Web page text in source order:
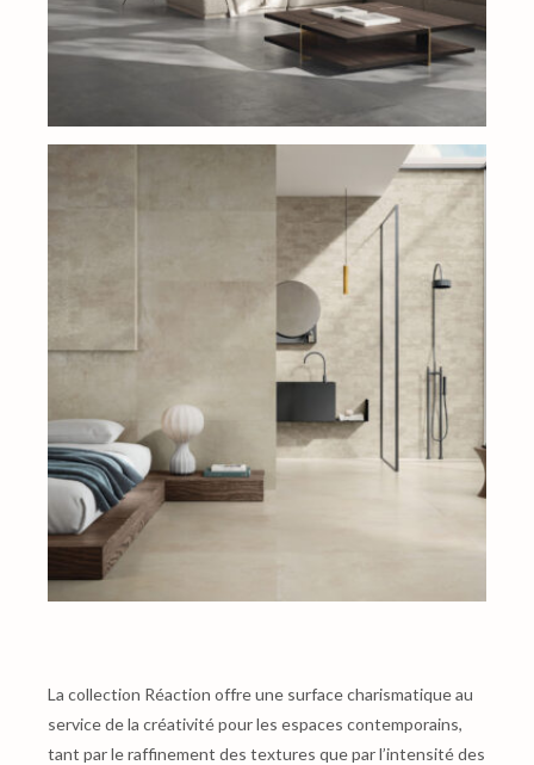
La collection Réaction offre une surface charismatique au
service de la créativité pour les espaces contemporains,
tant par le raffinement des textures que par l’intensité des